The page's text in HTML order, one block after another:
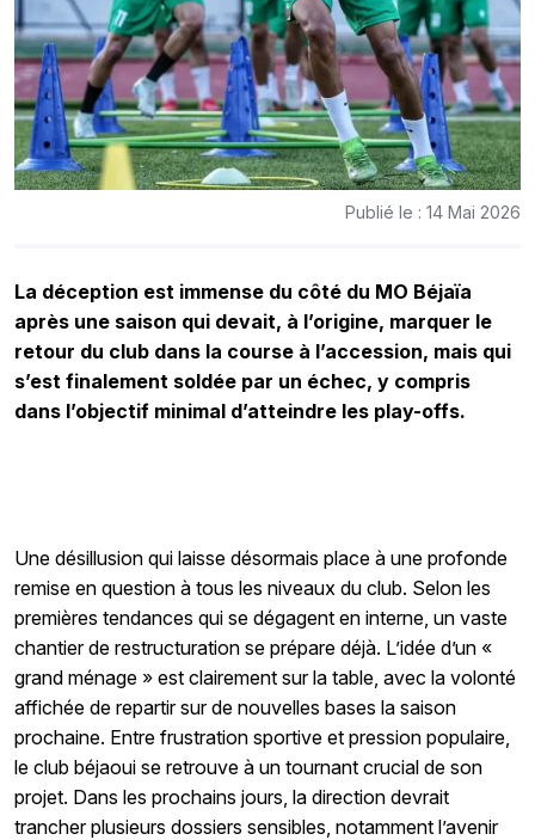
Publié le : 14 Mai 2026
La déception est immense du côté du MO Béjaïa
après une saison qui devait, à l’origine, marquer le
retour du club dans la course à l’accession, mais qui
s’est finalement soldée par un échec, y compris
dans l’objectif minimal d’atteindre les play-offs.
Une désillusion qui laisse désormais place à une profonde
remise en question à tous les niveaux du club. Selon les
premières tendances qui se dégagent en interne, un vaste
chantier de restructuration se prépare déjà. L’idée d’un «
grand ménage » est clairement sur la table, avec la volonté
affichée de repartir sur de nouvelles bases la saison
prochaine. Entre frustration sportive et pression populaire,
le club béjaoui se retrouve à un tournant crucial de son
projet. Dans les prochains jours, la direction devrait
trancher plusieurs dossiers sensibles, notamment l’avenir